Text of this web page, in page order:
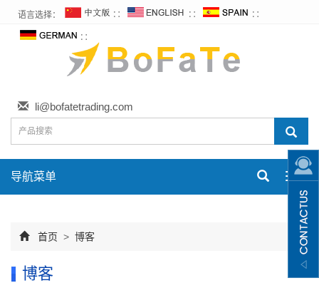
语言选择： ∷ ∷ ∷
∷
li@bofatetrading.com
导航菜单
首页 > 博客
博客